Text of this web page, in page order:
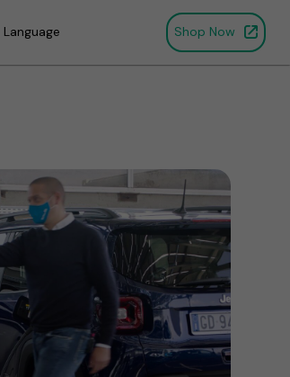
Language Shop Now